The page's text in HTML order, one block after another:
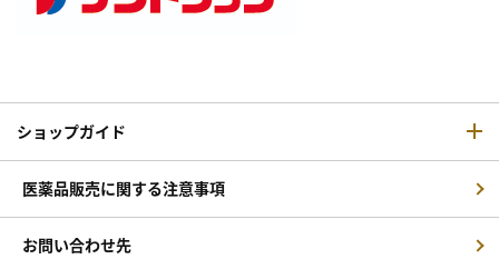
ショップガイド
医薬品販売に関する注意事項
お問い合わせ先